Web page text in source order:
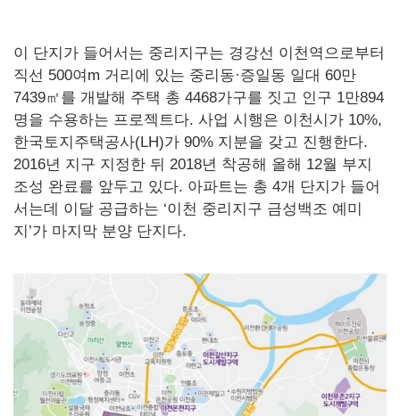
이 단지가 들어서는 중리지구는 경강선 이천역으로부터
직선 500여m 거리에 있는 중리동·증일동 일대 60만
7439㎡를 개발해 주택 총 4468가구를 짓고 인구 1만894
명을 수용하는 프로젝트다. 사업 시행은 이천시가 10%,
한국토지주택공사(LH)가 90% 지분을 갖고 진행한다.
2016년 지구 지정한 뒤 2018년 착공해 올해 12월 부지
조성 완료를 앞두고 있다. 아파트는 총 4개 단지가 들어
서는데 이달 공급하는 ‘이천 중리지구 금성백조 예미
지’가 마지막 분양 단지다.